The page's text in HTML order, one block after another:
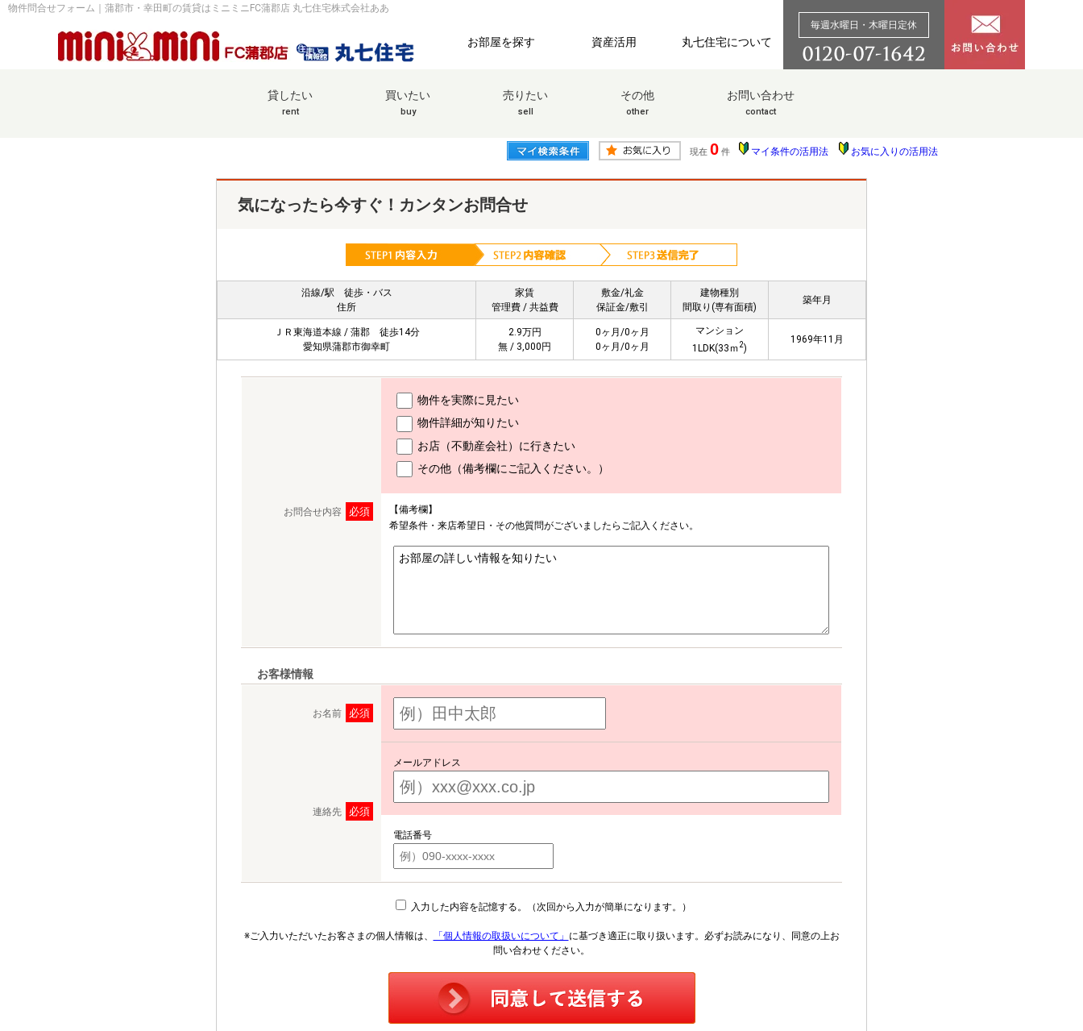
物件問合せフォーム｜蒲郡市・幸田町の賃貸はミニミニFC蒲郡店 丸七住宅株式会社ああ
お部屋を探す 資産活用 丸七住宅について
毎週水曜日・木曜日定休
貸したい
rent
買いたい
buy
売りたい
sell
その他
other
お問い合わせ
contact
現在 0 件 マイ条件の活用法 お気に入りの活用法
気になったら今すぐ！カンタンお問合せ
沿線/駅 徒歩・バス
住所
家賃
管理費 / 共益費
敷金/礼金
保証金/敷引
建物種別
間取り(専有面積)
築年月
ＪＲ東海道本線 / 蒲郡 徒歩14分
愛知県蒲郡市御幸町
2.9万円
無 / 3,000円
0ヶ月/0ヶ月
0ヶ月/0ヶ月
マンション
1LDK(33ｍ2)
1969年11月
お問合せ内容 必須
物件を実際に見たい
物件詳細が知りたい
お店（不動産会社）に行きたい
その他（備考欄にご記入ください。）
【備考欄】
希望条件・来店希望日・その他質問がございましたらご記入ください。
お客様情報
お名前 必須
連絡先 必須
メールアドレス
電話番号
入力した内容を記憶する。（次回から入力が簡単になります。）
※ご入力いただいたお客さまの個人情報は、 「個人情報の取扱いについて」 に基づき適正に取り扱います。必ずお読みになり、同意の上お
問い合わせください。